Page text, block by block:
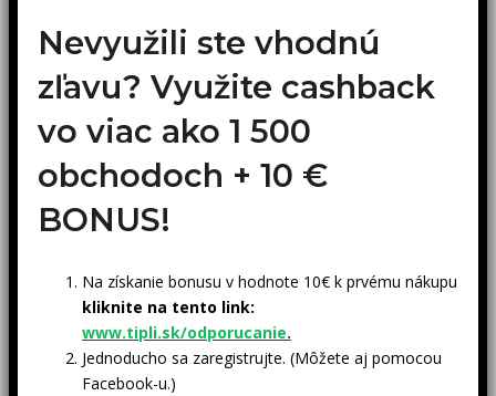
Nevyužili ste vhodnú
zľavu? Využite cashback
vo viac ako 1 500
obchodoch + 10 €
BONUS!
Na získanie bonusu v hodnote 10€ k prvému nákupu
kliknite na tento link:
www.tipli.sk/odporucanie.
Jednoducho sa zaregistrujte. (Môžete aj pomocou
Facebook-u.)